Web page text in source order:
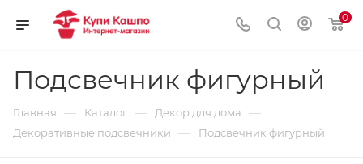
0
Подсвечник фигурный
Главная — Каталог — Декор для дома —
Декоративные подсвечники — Подсвечник фигурный